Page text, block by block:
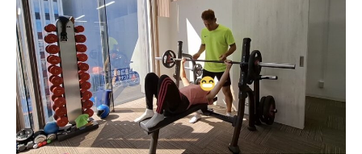
お客様の声（30代以下）
お客様の声（40代）
お客様の声（50代以上）
お客様の声（男性）